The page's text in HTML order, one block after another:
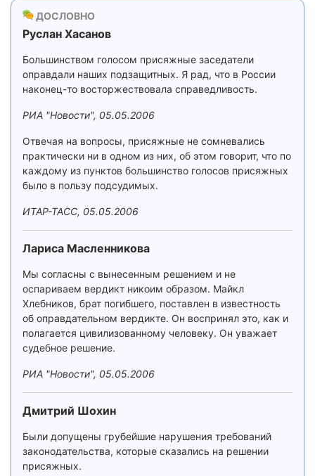
ДОСЛОВНО
Руслан Хасанов
Большинством голосом присяжные заседатели
оправдали наших подзащитных. Я рад, что в России
наконец-то восторжествовала справедливость.
РИА "Новости", 05.05.2006
Отвечая на вопросы, присяжные не сомневались
практически ни в одном из них, об этом говорит, что по
каждому из пунктов большинство голосов присяжных
было в пользу подсудимых.
ИТАР-ТАСС, 05.05.2006
Лариса Масленникова
Мы согласны с вынесенным решением и не
оспариваем вердикт никоим образом. Майкл
Хлебников, брат погибшего, поставлен в известность
об оправдательном вердикте. Он воспринял это, как и
полагается цивилизованному человеку. Он уважает
судебное решение.
РИА "Новости", 05.05.2006
Дмитрий Шохин
Были допущены грубейшие нарушения требований
законодательства, которые сказались на решении
присяжных.